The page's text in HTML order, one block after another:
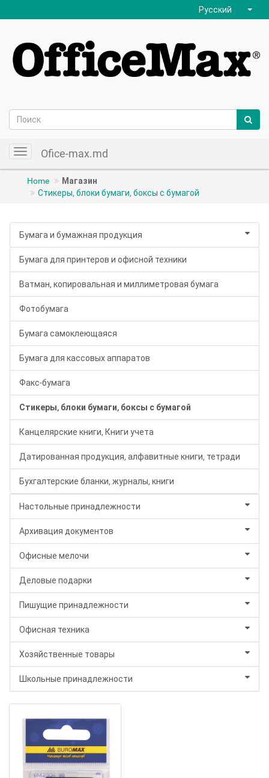
Русский
ToggleOfice-max.md
Home
Магазин
Стикеры, блоки бумаги, боксы с бумагой
Бумага и бумажная продукция
Бумага для принтеров и офисной техники
Ватман, копировальная и миллиметровая бумага
Фотобумага
Бумага самоклеющаяся
Бумага для кассовых аппаратов
Факс-бумага
Стикеры, блоки бумаги, боксы с бумагой
Канцелярские книги, Книги учета
Датированная продукция, алфавитные книги, тетради
Бухгалтерские бланки, журналы, книги
Настольные принадлежности
Архивация документов
Офисные мелочи
Деловые подарки
Пишущие принадлежности
Офисная техника
Хозяйственные товары
Школьные принадлежности